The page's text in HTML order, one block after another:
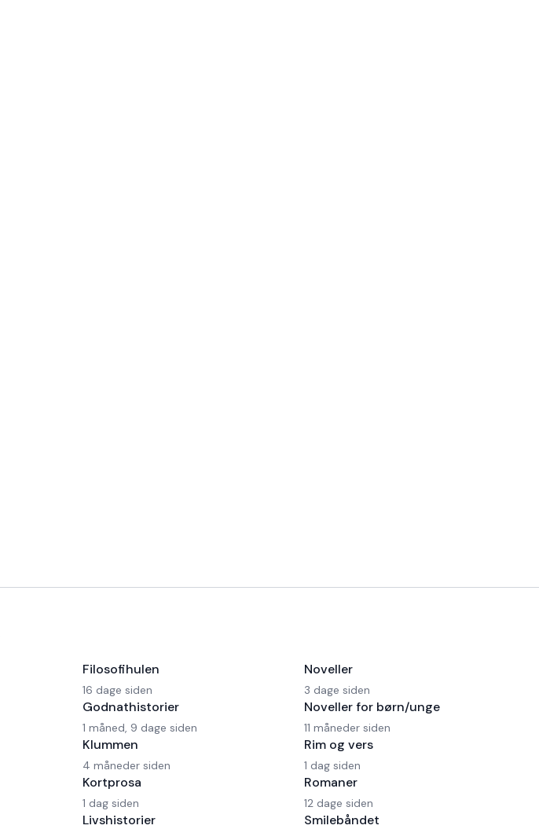
Filosofihulen
16 dage siden
Godnathistorier
1 måned, 9 dage siden
Klummen
4 måneder siden
Kortprosa
1 dag siden
Livshistorier
Noveller
3 dage siden
Noveller for børn/unge
11 måneder siden
Rim og vers
1 dag siden
Romaner
12 dage siden
Smilebåndet